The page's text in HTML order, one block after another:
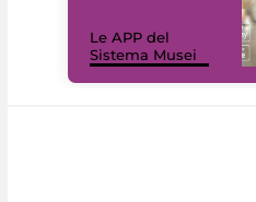
Le APP del
Sistema Musei